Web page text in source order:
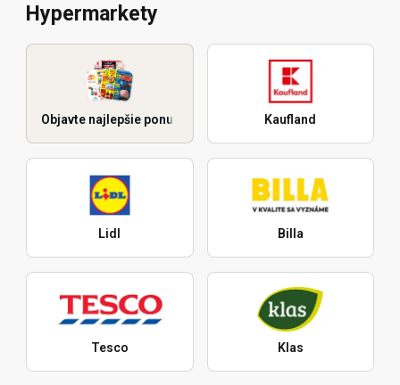
Hypermarkety
Objavte najlepšie ponuky Kaufland
Lidl Billa
Tesco Klas